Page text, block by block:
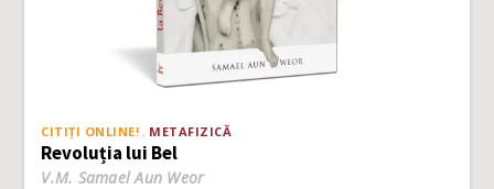
CITIȚI ONLINE! METAFIZICĂ
Revoluția lui Bel
V.M. Samael Aun Weor